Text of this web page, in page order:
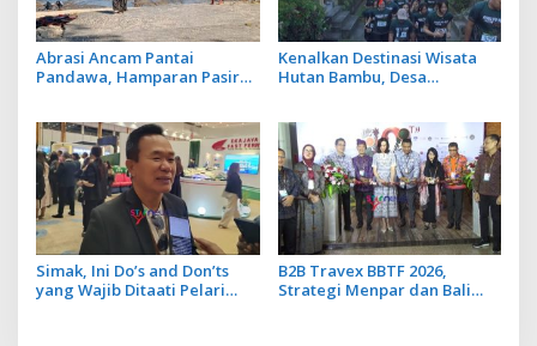
Abrasi Ancam Pantai
Pandawa, Hamparan Pasir
Kenalkan Destinasi Wisata
Hutan Bambu, Desa
2026
Simak, Ini Do’s and Don’ts
yang Wajib Ditaati Pelari
B2B Travex BBTF 2026,
Strategi Menpar dan Bali